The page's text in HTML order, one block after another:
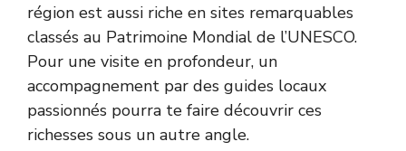
région est aussi riche en sites remarquables
classés au Patrimoine Mondial de l’UNESCO.
Pour une visite en profondeur, un
accompagnement par des guides locaux
passionnés pourra te faire découvrir ces
richesses sous un autre angle.